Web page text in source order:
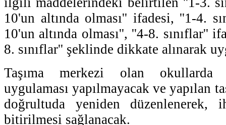
10'un altında olması'' ifadesi, ''1-4.
10'un altında olması'', ''4-8. sınıflar''
8. sınıflar'' şeklinde dikkate alınarak
Taşıma merkezi olan okullarda
uygulaması yapılmayacak ve yapılan
doğrultuda yeniden düzenlenerek,
bitirilmesi sağlanacak.